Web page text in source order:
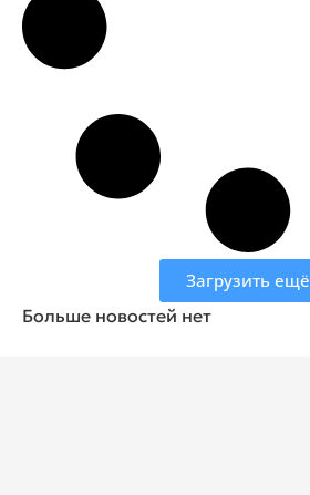
Загрузить ещё
Больше новостей нет